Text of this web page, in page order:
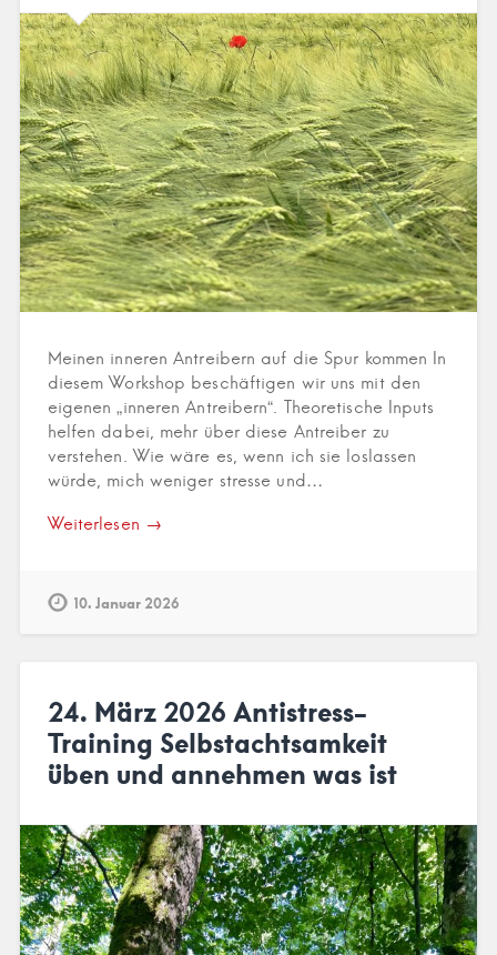
Meinen inneren Antreibern auf die Spur kommen In
diesem Workshop beschäftigen wir uns mit den
eigenen „inneren Antreibern“. Theoretische Inputs
helfen dabei, mehr über diese Antreiber zu
verstehen. Wie wäre es, wenn ich sie loslassen
würde, mich weniger stresse und…
Weiterlesen →
10. Januar 2026
24. März 2026 Antistress-
Training Selbstachtsamkeit
üben und annehmen was ist